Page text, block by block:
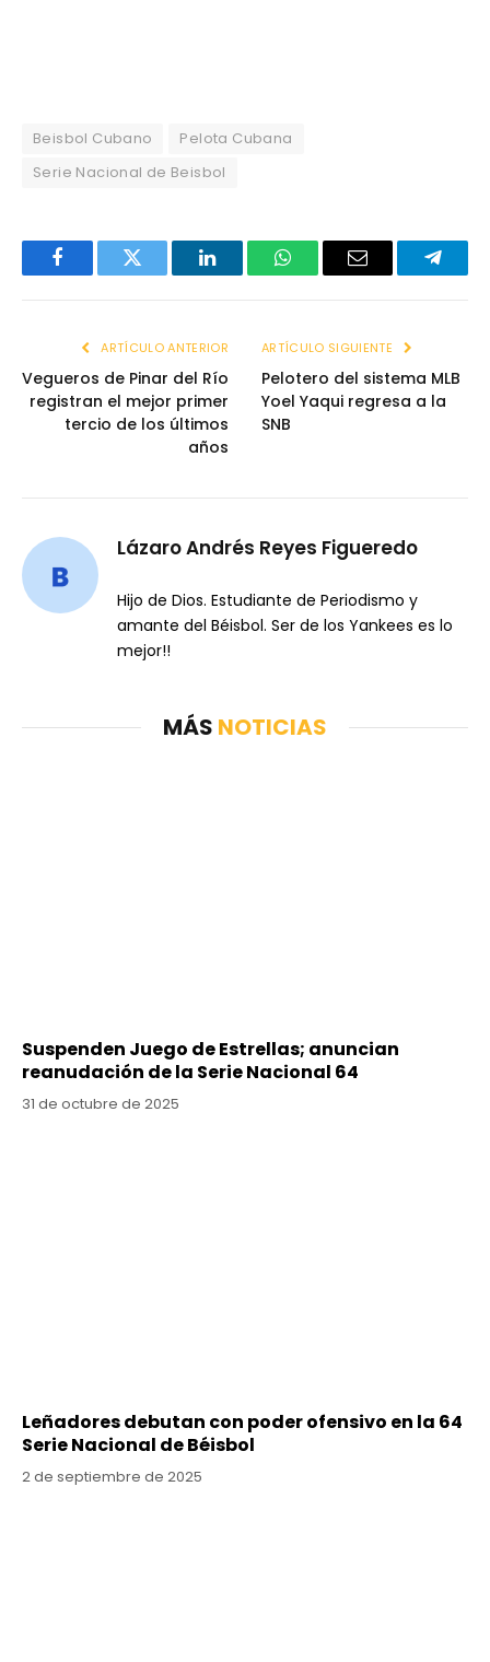
Beisbol Cubano
Pelota Cubana
Serie Nacional de Beisbol
FacebookTwitter LinkedInWhatsAppEmail
ARTÍCULO ANTERIOR
Vegueros de Pinar del Río
registran el mejor primer
tercio de los últimos
años
ARTÍCULO SIGUIENTE
Pelotero del sistema MLB
Yoel Yaqui regresa a la
SNB
Lázaro Andrés Reyes Figueredo
Hijo de Dios. Estudiante de Periodismo y
amante del Béisbol. Ser de los Yankees es lo
mejor!!
MÁS NOTICIAS
Suspenden Juego de Estrellas; anuncian
reanudación de la Serie Nacional 64
31 de octubre de 2025
Leñadores debutan con poder ofensivo en la 64
Serie Nacional de Béisbol
2 de septiembre de 2025